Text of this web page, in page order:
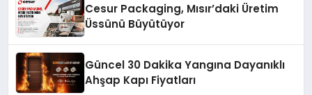
Cesur Packaging, Mısır’daki Üretim
Üssünü Büyütüyor
Güncel 30 Dakika Yangına Dayanıklı
Ahşap Kapı Fiyatları